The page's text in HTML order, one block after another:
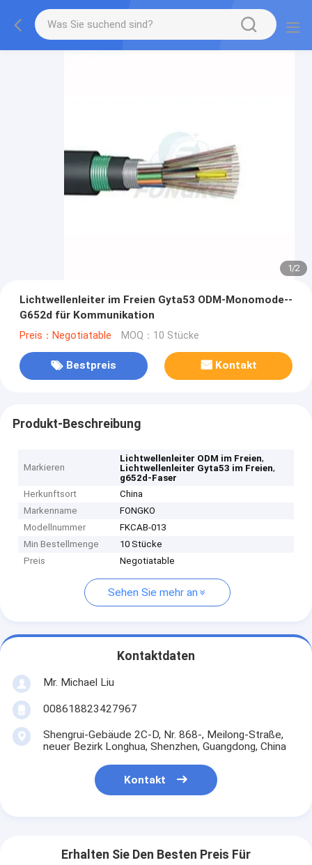
1/2
Lichtwellenleiter im Freien Gyta53 ODM-Monomode--
G652d für Kommunikation
Preis：Negotiatable MOQ：10 Stücke
Bestpreis Kontakt
Produkt-Beschreibung
Markieren
Lichtwellenleiter ODM im Freien,
Lichtwellenleiter Gyta53 im Freien,
g652d-Faser
Herkunftsort
China
Markenname
FONGKO
Modellnummer
FKCAB-013
Min Bestellmenge
10 Stücke
Preis
Negotiatable
Sehen Sie mehr an
Kontaktdaten
Mr. Michael Liu
008618823427967
Shengrui-Gebäude 2C-D, Nr. 868-, Meilong-Straße,
neuer Bezirk Longhua, Shenzhen, Guangdong, China
Kontakt
Erhalten Sie Den Besten Preis Für